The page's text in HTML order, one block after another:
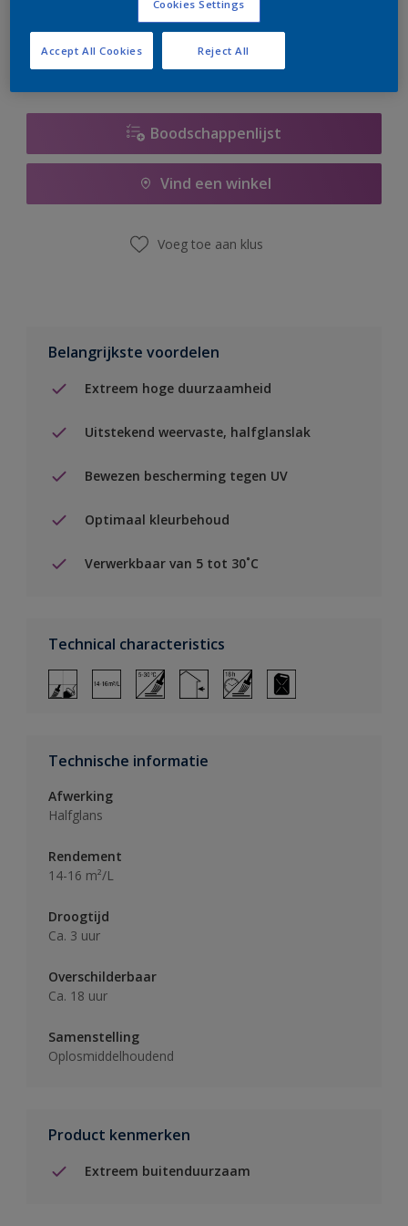
er hard aan om de voorraad aan te vullen.
Boodschappenlijst
Vind een winkel
Voeg toe aan klus
Belangrijkste voordelen
Extreem hoge duurzaamheid
Uitstekend weervaste, halfglanslak
Bewezen bescherming tegen UV
Optimaal kleurbehoud
Verwerkbaar van 5 tot 30˚C
Technical characteristics
Technische informatie
Afwerking
Halfglans
Rendement
14-16 m²/L
Droogtijd
Ca. 3 uur
Overschilderbaar
Ca. 18 uur
Samenstelling
Oplosmiddelhoudend
Product kenmerken
Extreem buitenduurzaam
Cookies Settings
Reject All
Accept All Cookies